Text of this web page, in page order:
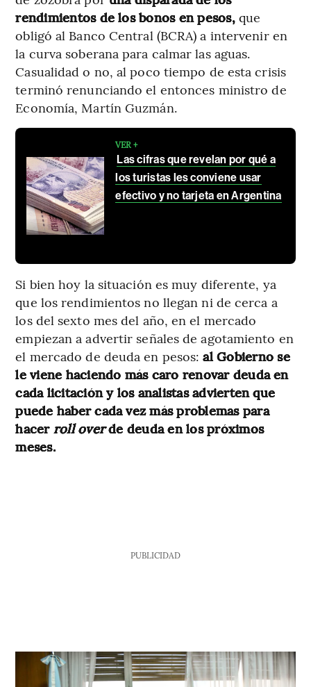
rendimientos de los bonos en pesos,que
obligó al Banco Central (BCRA) a intervenir en
la curva soberana para calmar las aguas.
Casualidad o no, al poco tiempo de esta crisis
terminó renunciando el entonces ministro de
Economía, Martín Guzmán.
VER +
Las cifras que revelan por qué a
los turistas les conviene usar
efectivo y no tarjeta en Argentina
Si bien hoy la situación es muy diferente, ya
que los rendimientos no llegan ni de cerca a
los del sexto mes del año, en el mercado
empiezan a advertir señales de agotamiento en
el mercado de deuda en pesos:al Gobierno se
le viene haciendo más caro renovar deuda en
cada licitación y los analistas advierten que
puede haber cada vez más problemas para
hacer roll overde deuda en los próximos
meses.
PUBLICIDAD